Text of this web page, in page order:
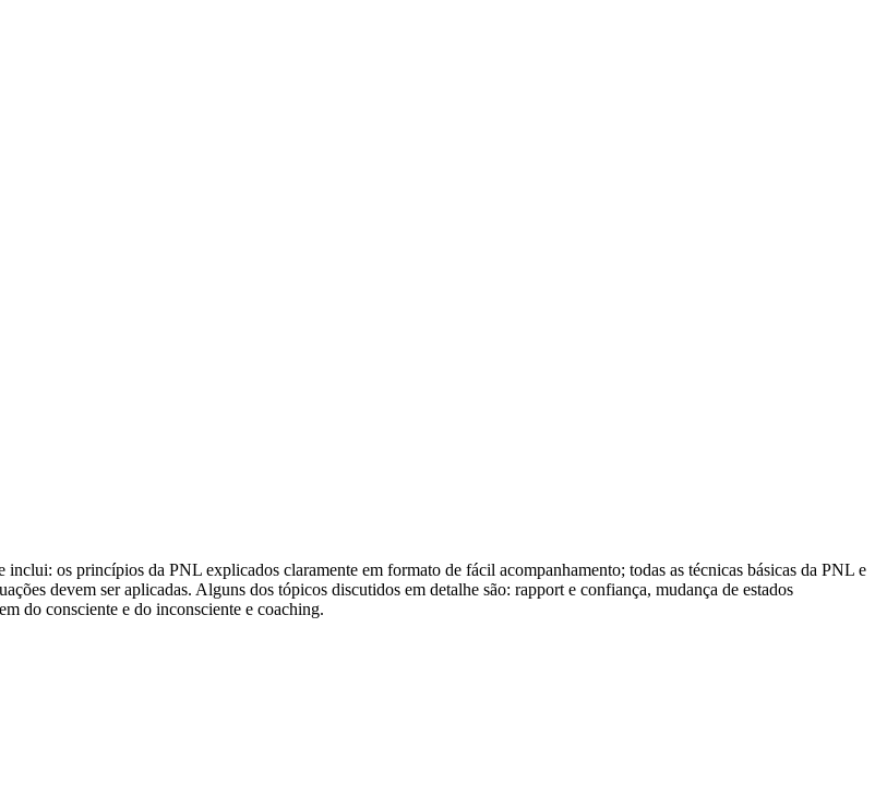
os princípios da PNL explicados claramente em formato de fácil acompanhamento; todas as técnicas básicas da PNL e
devem ser aplicadas. Alguns dos tópicos discutidos em detalhe são: rapport e confiança, mudança de estados
do consciente e do inconsciente e coaching.